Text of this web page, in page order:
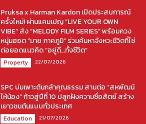
Pruksa x Harman Kardon เปิดประสบการณ์
ครั้งใหม่! ผ่านแคมเปญ “LIVE YOUR OWN
VIBE” ส่ง “MELODY FILM SERIES” พร้อมควง
หนุ่มฮอต “มาย ภาคภูมิ” ร่วมค้นหาจังหวะชีวิตที่ใช่
ต่อยอดแนวคิด “อยู่ดี…ทั้งชีวิต”
Property 22/07/2026
SPC บ่มเพาะต้นกล้าคุณธรรม สานต่อ “สหพัฒน์
ให้น้อง” ก้าวสู่ปีที่ 10 ปลูกฝังความซื่อสัตย์ สร้าง
เยาวชนต้นแบบทั่วประเทศ
Education 21/07/2026